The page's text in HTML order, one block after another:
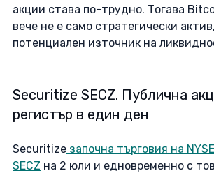
акции става по-трудно. Тогава
вече не е само стратегически
потенциален източник на
Securitize SECZ. Публична
регистър в един ден
Securitize започна търговия на
SECZ на 2 юли и едновременно с